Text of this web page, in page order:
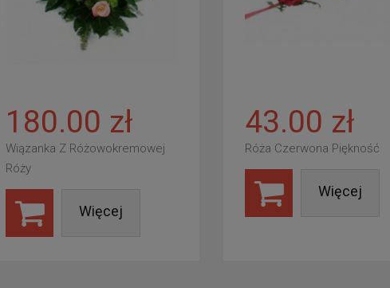
180.00 zł
Wiązanka Z Różowokremowej
Róży
Więcej
43.00 zł
Róża Czerwona Piękność
Więcej